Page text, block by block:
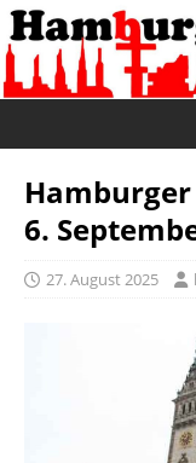
6.
27. August 2025